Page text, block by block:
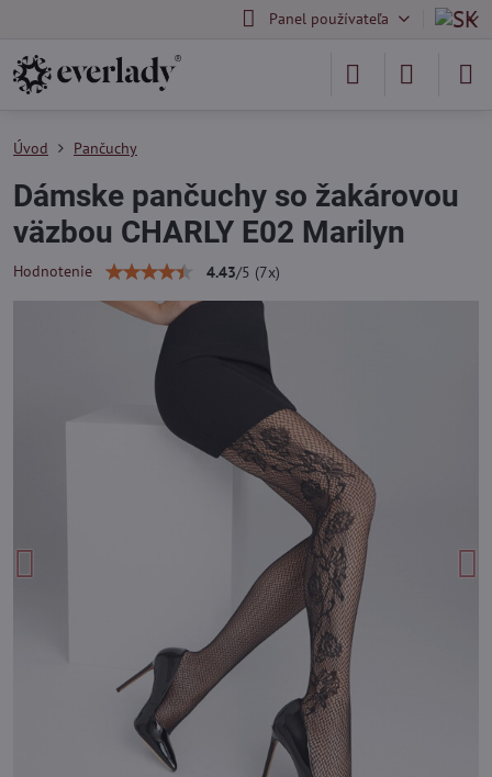
Panel používateľa
Úvod Pančuchy
Dámske pančuchy so žakárovou
väzbou CHARLY E02 Marilyn
Hodnotenie 4.43/5 (7x)